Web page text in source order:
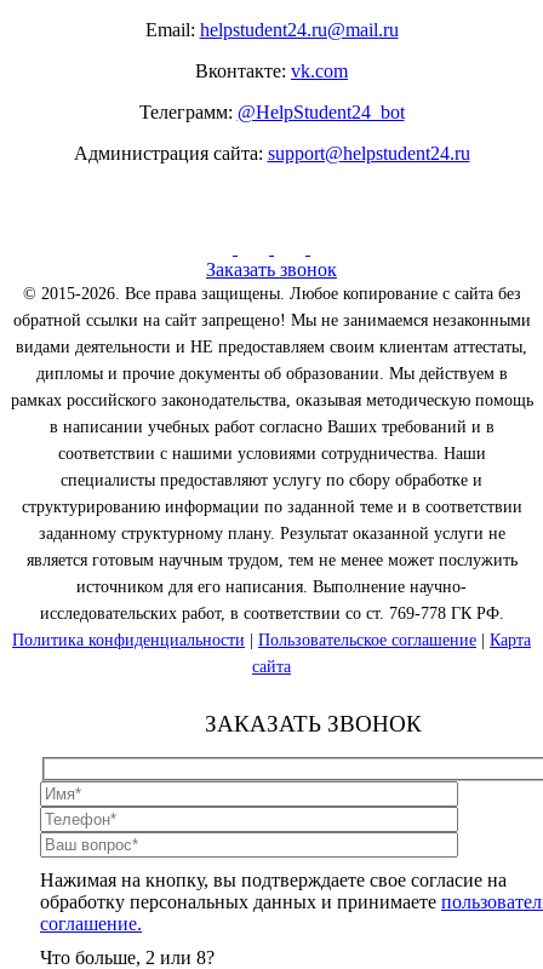
Email: helpstudent24.ru@mail.ru
Вконтакте: vk.com
Телеграмм: @HelpStudent24_bot
Администрация сайта: support@helpstudent24.ru
Заказать звонок
© 2015-2026. Все права защищены. Любое копирование с сайта без
обратной ссылки на сайт запрещено! Мы не занимаемся незаконными
видами деятельности и НЕ предоставляем своим клиентам аттестаты,
дипломы и прочие документы об образовании. Мы действуем в
рамках российского законодательства, оказывая методическую помощь
в написании учебных работ согласно Ваших требований и в
соответствии с нашими условиями сотрудничества. Наши
специалисты предоставляют услугу по сбору обработке и
структурированию информации по заданной теме и в соответствии
заданному структурному плану. Результат оказанной услуги не
является готовым научным трудом, тем не менее может послужить
источником для его написания. Выполнение научно-
исследовательских работ, в соответствии со ст. 769-778 ГК РФ.
Политика конфиденциальности
Пользовательское соглашение
Карта
сайта
ЗАКАЗАТЬ ЗВОНОК
Нажимая на кнопку, вы подтверждаете свое согласие на
обработку персональных данных и принимаете
соглашение.
Что больше, 2 или 8?